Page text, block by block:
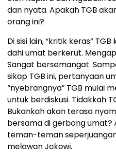
dan nyata. Apakah TGB
orang ini?
Di sisi lain, “kritik keras”
dahi umat berkerut.
Sangat bersemangat.
sikap TGB ini, pertanyaan
“nyebrangnya” TGB mulai
untuk berdiskusi. Tidakkah
Bukankah akan terasa
bersama di gerbong umat?
teman-teman
melawan Jokowi.